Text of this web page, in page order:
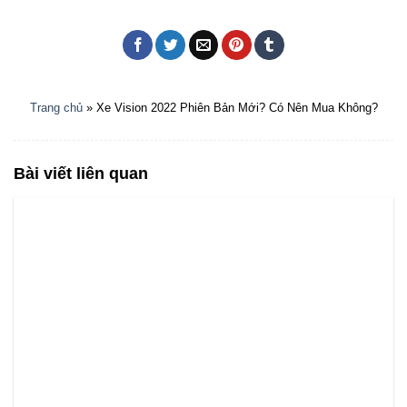
Trang chủ» Xe Vision 2022 Phiên Bản Mới? Có Nên Mua Không?
Bài viết liên quan